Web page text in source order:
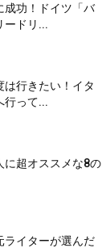
成功！ドイツ「バ
ードリ...
は行きたい！イタ
行って...
に超オススメな8の
ライターが選んだ